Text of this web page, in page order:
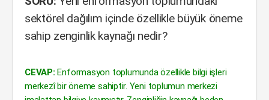
sektörel dağılım içinde özellikle büyük öneme
sahip zenginlik kaynağı nedir?
CEVAP: Enformasyon toplumunda özellikle bilgi işleri
merkezî bir öneme sahiptir. Yeni toplumun merkezi